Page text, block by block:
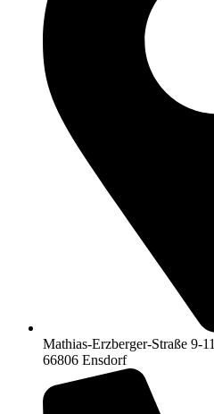
Mathias-Erzberger-Straße 9-11
66806 Ensdorf